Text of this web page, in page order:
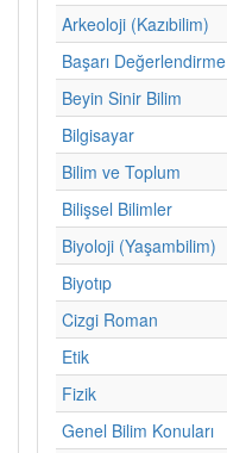
Arkeoloji (Kazıbilim)
Başarı Değerlendirme
Beyin Sinir Bilim
Bilgisayar
Bilim ve Toplum
Bilişsel Bilimler
Biyoloji (Yaşambilim)
Biyotıp
Cizgi Roman
Etik
Fizik
Genel Bilim Konuları